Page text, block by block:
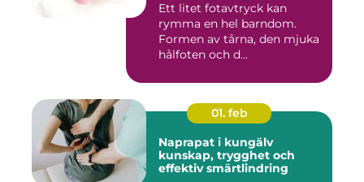
Ett litet fotavtryck kan
rymma en hel barndom.
Formen av tårna, den mjuka
hålfoten och d...
01. feb
Naprapat i kungälv
kunskap, trygghet och
effektiv smärtlindring